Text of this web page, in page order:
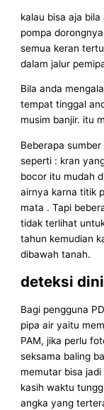
kalau bisa aja
pompa
semua keran
dalam jalur
Bila anda
tempat tinggal
musim banjir. itu
Beberapa
seperti : kran
bocor itu mudah
airnya karna titik
mata . Tapi
tidak terlihat
tahun kemudian
dibawah tanah.
deteksi
Bagi pengguna
pipa air yaitu
PAM, jika perlu
seksama baling
memutar bisa
kasih waktu
angka yang